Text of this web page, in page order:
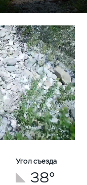
38°
Угол съезда